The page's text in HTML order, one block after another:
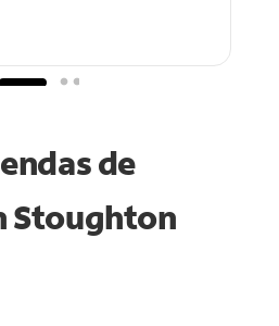
de
Stoughton